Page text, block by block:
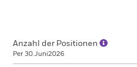
Anzahl der Positionen
Per 30.Juni2026